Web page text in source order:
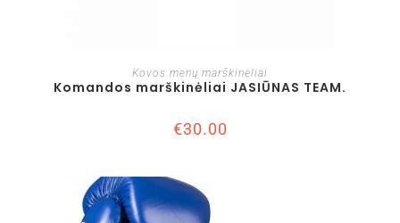
Į KREPŠELĮ
Kovos menų marškinėliai
Komandos marškinėliai JASIŪNAS TEAM.
€30.00